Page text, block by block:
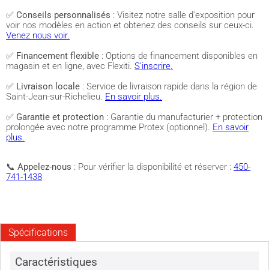
✅ Conseils personnalisés : Visitez notre salle d'exposition pour
voir nos modèles en action et obtenez des conseils sur ceux-ci.
Venez nous voir.
✅ Financement flexible : Options de financement disponibles en
magasin et en ligne, avec Flexiti. S'inscrire.
✅ Livraison locale : Service de livraison rapide dans la région de
Saint-Jean-sur-Richelieu. En savoir plus.
✅ Garantie et protection : Garantie du manufacturier + protection
prolongée avec notre programme Protex (optionnel). En savoir
plus.
📞 Appelez-nous : Pour vérifier la disponibilité et réserver : 450-
741-1438
Spécifications
Caractéristiques